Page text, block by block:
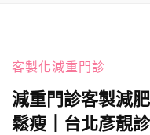
客製化減重門診
減重門診客製減
鬆瘦｜台北彥靚